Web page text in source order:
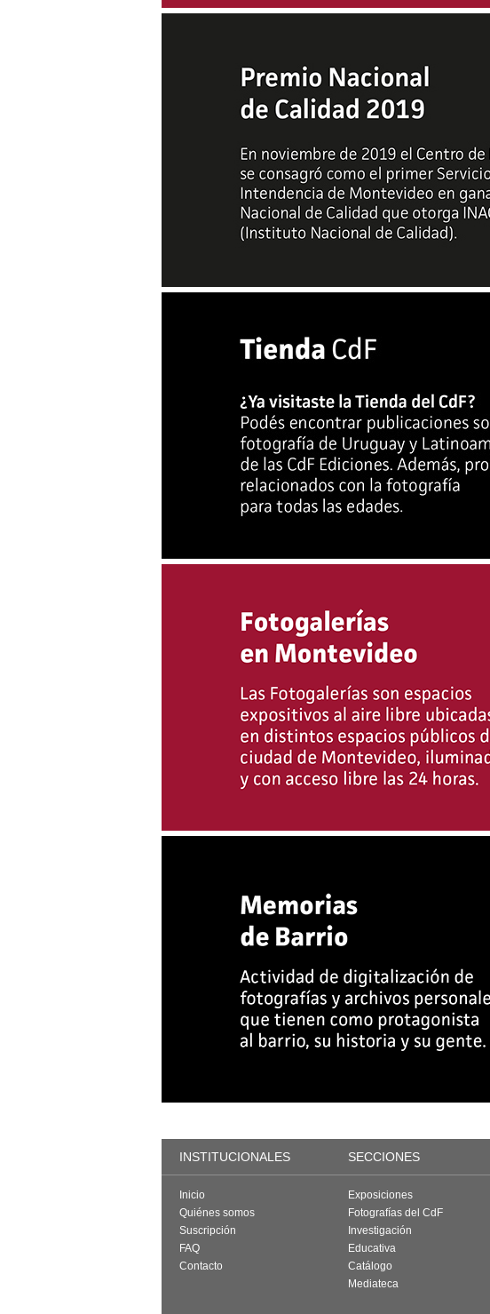
INSTITUCIONALES SECCIONES
Inicio
Quiénes somos
Suscripción
FAQ
Contacto
Exposiciones
Fotografías del CdF
Investigación
Educativa
Catálogo
Mediateca